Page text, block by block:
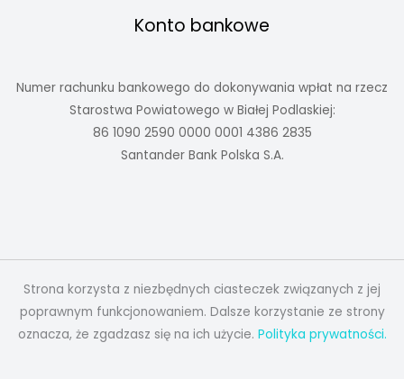
Konto bankowe
Numer rachunku bankowego do dokonywania wpłat na rzecz
Starostwa Powiatowego w Białej Podlaskiej:
86 1090 2590 0000 0001 4386 2835
Santander Bank Polska S.A.
Strona korzysta z niezbędnych ciasteczek związanych z jej
poprawnym funkcjonowaniem. Dalsze korzystanie ze strony
oznacza, że zgadzasz się na ich użycie. Polityka prywatności.